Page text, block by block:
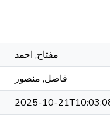
مفتاح, احمد
فاضل, منصور
2025-10-